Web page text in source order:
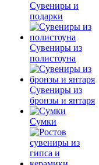
Сувениры и
подарки
Сувениры из
полистоуна
Сувениры из
бронзы и янтаря
Сумки